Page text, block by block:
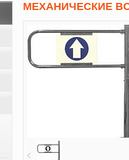
МЕХАНИЧЕСКИЕ